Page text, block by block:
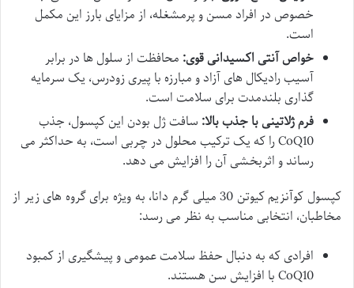
خصوص در افراد مسن و پرمشغله، از مزایای بارز این مکمل
است.
خواص آنتی اکسیدانی قوی: محافظت از سلول ها در برابر
آسیب رادیکال های آزاد و مبارزه با پیری زودرس، یک سرمایه
گذاری بلندمدت برای سلامت است.
فرم ژلاتینی با جذب بالا: سافت ژل بودن این کپسول، جذب
CoQ10 را که یک ترکیب محلول در چربی است، به حداکثر می
رساند و اثربخشی آن را افزایش می دهد.
کپسول کوآنزیم کیوتن 30 میلی گرم دانا، به ویژه برای گروه های زیر از
مخاطبان، انتخابی مناسب به نظر می رسد:
افرادی که به دنبال حفظ سلامت عمومی و پیشگیری از کمبود
CoQ10 با افزایش سن هستند.